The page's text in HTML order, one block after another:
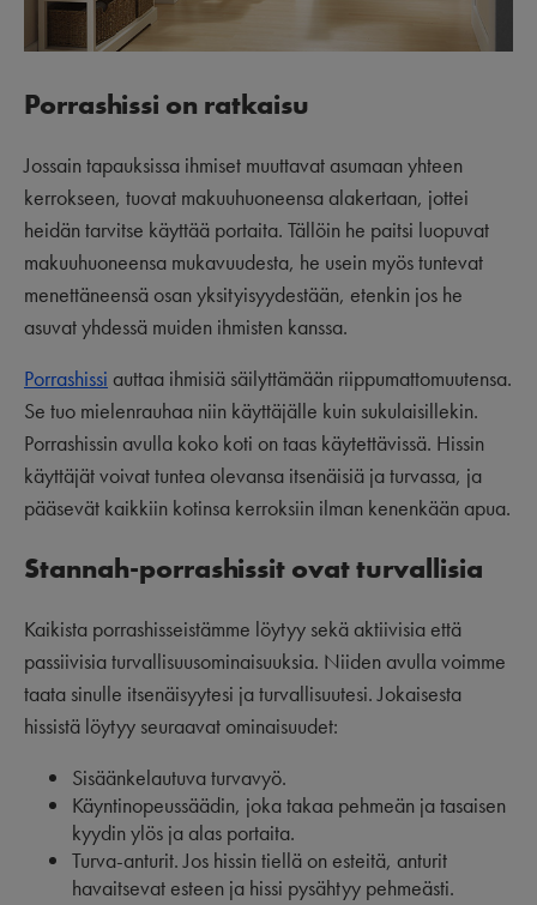
Porrashissi on ratkaisu
Jossain tapauksissa ihmiset muuttavat asumaan yhteen
kerrokseen, tuovat makuuhuoneensa alakertaan, jottei
heidän tarvitse käyttää portaita. Tällöin he paitsi luopuvat
makuuhuoneensa mukavuudesta, he usein myös tuntevat
menettäneensä osan yksityisyydestään, etenkin jos he
asuvat yhdessä muiden ihmisten kanssa.
Porrashissi auttaa ihmisiä säilyttämään riippumattomuutensa.
Se tuo mielenrauhaa niin käyttäjälle kuin sukulaisillekin.
Porrashissin avulla koko koti on taas käytettävissä. Hissin
käyttäjät voivat tuntea olevansa itsenäisiä ja turvassa, ja
pääsevät kaikkiin kotinsa kerroksiin ilman kenenkään apua.
Stannah-porrashissit ovat turvallisia
Kaikista porrashisseistämme löytyy sekä aktiivisia että
passiivisia turvallisuusominaisuuksia. Niiden avulla voimme
taata sinulle itsenäisyytesi ja turvallisuutesi. Jokaisesta
hissistä löytyy seuraavat ominaisuudet:
Sisäänkelautuva turvavyö.
Käyntinopeussäädin, joka takaa pehmeän ja tasaisen
kyydin ylös ja alas portaita.
Turva-anturit. Jos hissin tiellä on esteitä, anturit
havaitsevat esteen ja hissi pysähtyy pehmeästi.